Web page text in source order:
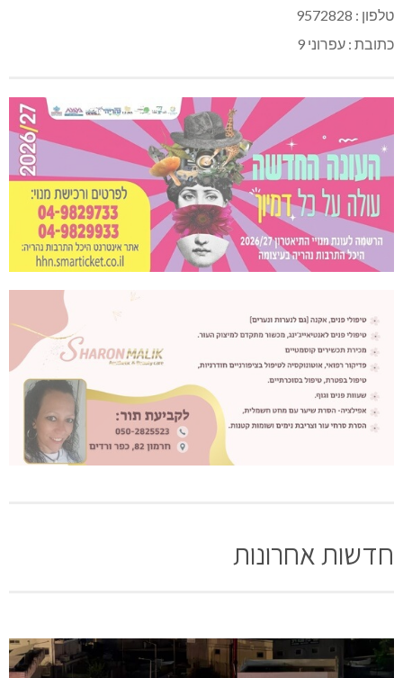
טלפון : 9572828
כתובת : עפרוני 9
חדשות אחרונות